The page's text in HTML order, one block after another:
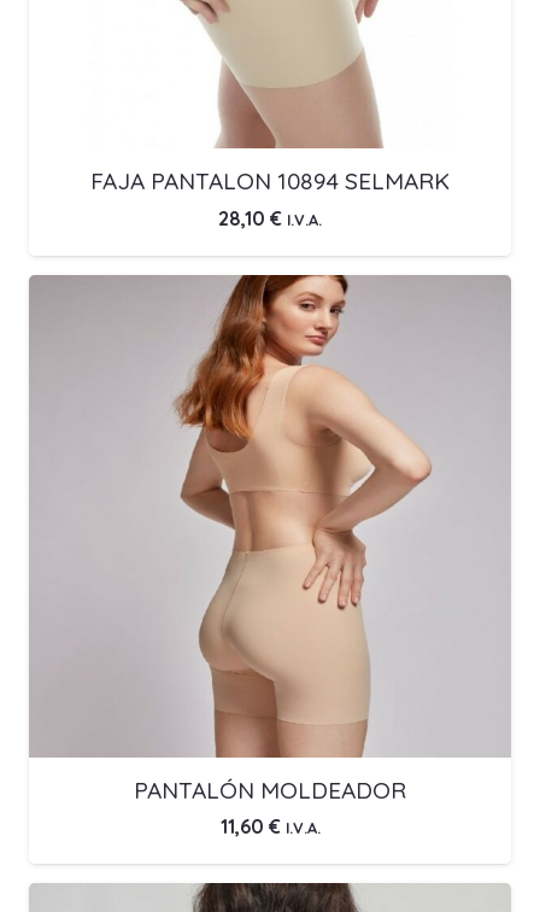
FAJA PANTALON 10894 SELMARK
28,10 € I.V.A.
PANTALÓN MOLDEADOR
11,60 € I.V.A.